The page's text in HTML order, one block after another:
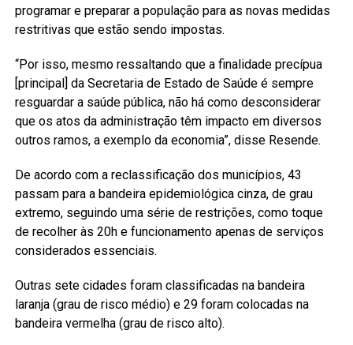
programar e preparar a população para as novas medidas
restritivas que estão sendo impostas.
“Por isso, mesmo ressaltando que a finalidade precípua
[principal] da Secretaria de Estado de Saúde é sempre
resguardar a saúde pública, não há como desconsiderar
que os atos da administração têm impacto em diversos
outros ramos, a exemplo da economia”, disse Resende.
De acordo com a reclassificação dos municípios, 43
passam para a bandeira epidemiológica cinza, de grau
extremo, seguindo uma série de restrições, como toque
de recolher às 20h e funcionamento apenas de serviços
considerados essenciais.
Outras sete cidades foram classificadas na bandeira
laranja (grau de risco médio) e 29 foram colocadas na
bandeira vermelha (grau de risco alto).